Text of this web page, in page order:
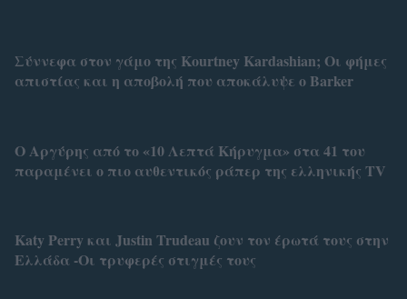
Σύννεφα στον γάμο της Kourtney Kardashian; Οι φήμες
απιστίας και η αποβολή που αποκάλυψε ο Barker
Ο Αργύρης από το «10 Λεπτά Κήρυγμα» στα 41 του
παραμένει ο πιο αυθεντικός ράπερ της ελληνικής TV
Katy Perry και Justin Trudeau ζουν τον έρωτά τους στην
Ελλάδα -Οι τρυφερές στιγμές τους